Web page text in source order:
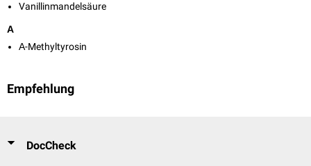
Vanillinmandelsäure
Α
Α-Methyltyrosin
Empfehlung
DocCheck